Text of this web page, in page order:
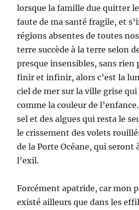
lorsque la famille due quitter
faute de ma santé fragile, et
régions absentes de toutes
terre succède à la terre selon
presque insensibles, sans rien
finir et infinir, alors c’est la
ciel de mer sur la ville grise qui
comme la couleur de
sel et des algues qui resta le
le crissement des volets
de la Porte Océane, qui seront
l’exil.
Forcément apatride, car mon
existé ailleurs que dans les